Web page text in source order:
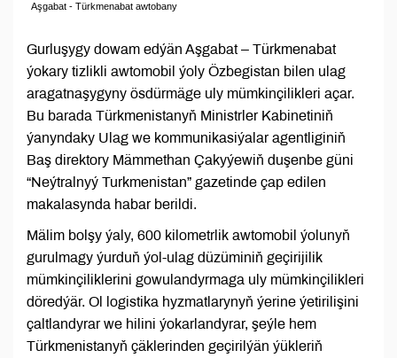
Aşgabat - Türkmenabat awtobany
Gurluşygy dowam edýän Aşgabat – Türkmenabat
ýokary tizlikli awtomobil ýoly Özbegistan bilen ulag
aragatnaşygyny ösdürmäge uly mümkinçilikleri açar.
Bu barada Türkmenistanyň Ministrler Kabinetiniň
ýanyndaky Ulag we kommunikasiýalar agentliginiň
Baş direktory Mämmethan Çakyýewiň duşenbe güni
“Neýtralnyý Turkmenistan” gazetinde çap edilen
makalasynda habar berildi.
Mälim bolşy ýaly, 600 kilometrlik awtomobil ýolunyň
gurulmagy ýurduň ýol-ulag düzüminiň geçirijilik
mümkinçiliklerini gowulandyrmaga uly mümkinçilikleri
döredýär. Ol logistika hyzmatlarynyň ýerine ýetirilişini
çaltlandyrar we hilini ýokarlandyrar, şeýle hem
Türkmenistanyň çäklerinden geçirilýän ýükleriň